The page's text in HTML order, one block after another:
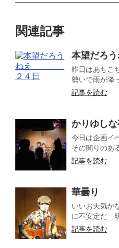
関連記事
本望だ
昨日はあちこ
勢いで雨が降
記事を読む
かり
今日は企画イ
その関りのあ
記事を読む
華曇
いいお天気か
に不安定だ
記事を読む